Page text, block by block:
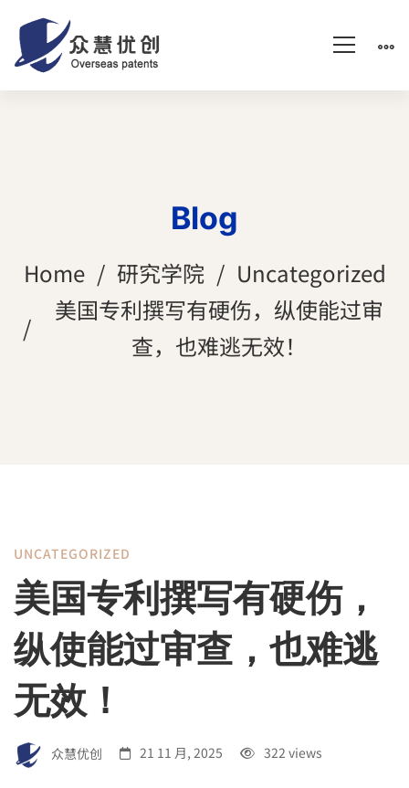
Blog
Home 研究学院
Uncategorized
美国专利撰写有硬伤，纵使能过审
查，也难逃无效！
美
国
专
利
UNCATEGORIZED
美国专利撰写有硬伤，
纵使能过审查，也难逃
无效！
众慧优创 21 11 月, 2025 322 views